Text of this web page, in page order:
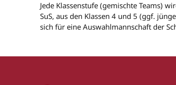
Jede Klassenstufe (gemischte Teams)
SuS, aus den Klassen 4 und 5 (ggf.
sich für eine Auswahlmannschaft der